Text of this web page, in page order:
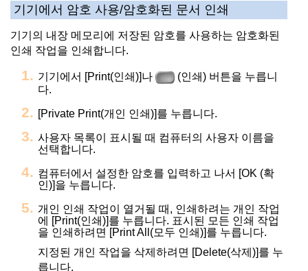
기기에서 암호 사용/암호화된 문서 인쇄
기기의 내장 메모리에 저장된 암호를 사용하는 암호화된
인쇄 작업을 인쇄합니다.
기기에서 [Print(인쇄)]나
(인쇄) 버튼을 누릅니
다.
[Private Print(개인 인쇄)]를 누릅니다.
사용자 목록이 표시될 때 컴퓨터의 사용자 이름을
선택합니다.
컴퓨터에서 설정한 암호를 입력하고 나서 [OK (확
인)]을 누릅니다.
개인 인쇄 작업이 열거될 때, 인쇄하려는 개인 작업
에 [Print(인쇄)]를 누릅니다. 표시된 모든 인쇄 작업
을 인쇄하려면 [Print All(모두 인쇄)]를 누릅니다.
지정된 개인 작업을 삭제하려면 [Delete(삭제)]를 누
릅니다.